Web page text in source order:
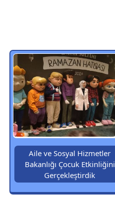
Aile ve Sosyal Hizmetler
Bakanlığı Çocuk Etkinliğini
Gerçekleştirdik